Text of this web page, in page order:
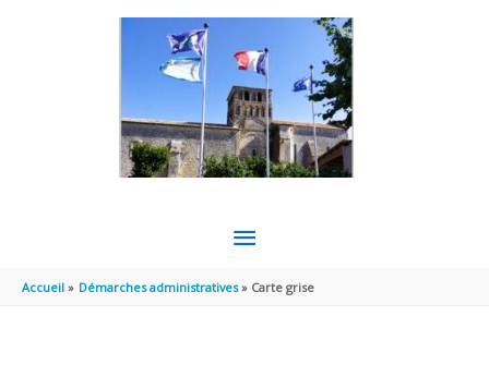
MENU
PRINCIPAL
Accueil Démarches administratives Carte grise